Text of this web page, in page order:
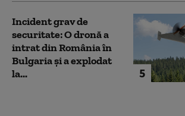
5
Incident grav de
securitate: O dronă a
intrat din România în
Bulgaria şi a explodat
la...